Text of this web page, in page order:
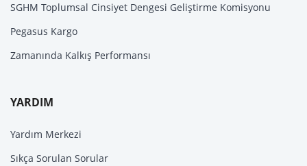
SGHM Toplumsal Cinsiyet Dengesi Geliştirme Komisyonu
Pegasus Kargo
Zamanında Kalkış Performansı
YARDIM
Yardım Merkezi
Sıkça Sorulan Sorular